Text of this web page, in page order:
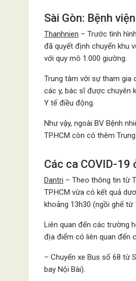
Sài Gòn: Bệnh
Thanhnien – Trước tình
đã quyết định chuyển khu
với quy mô 1.000 giường.
Trung tâm với sự tham gia
các y, bác sĩ được chuyên
Y tế điều động.
Như vậy, ngoài BV Bệnh
TP.HCM còn có thêm
Các ca COVID-
Dantri – Theo thông tin từ
TP.HCM vừa có kết quả
khoảng 13h30 (ngồi ghế từ
Liên quan đến các trường
địa điểm có liên quan đến
– Chuyến xe Bus số 68 từ
bay Nội Bài).